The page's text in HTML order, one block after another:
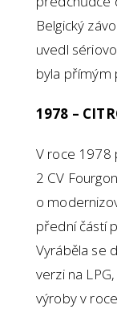
Belgický
uvedl
byla přímým
1978 –
V roce 1978
2 CV
o
přední částí
Vyráběla se
verzi na
výroby v